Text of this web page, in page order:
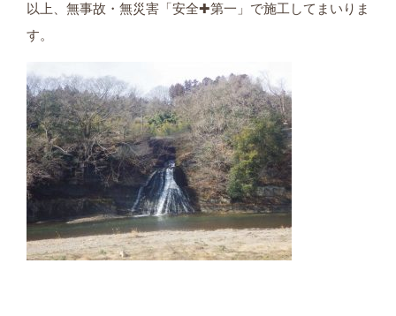
以上、無事故・無災害「安全✚第一」で施工してまいりま
す。